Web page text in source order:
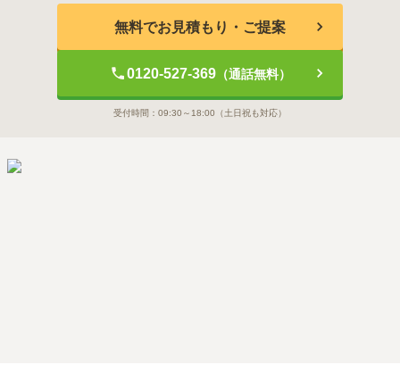
無料でお見積もり・ご提案
0120-527-369（通話無料）
受付時間： 09:30～18:00 （土日祝も対応）